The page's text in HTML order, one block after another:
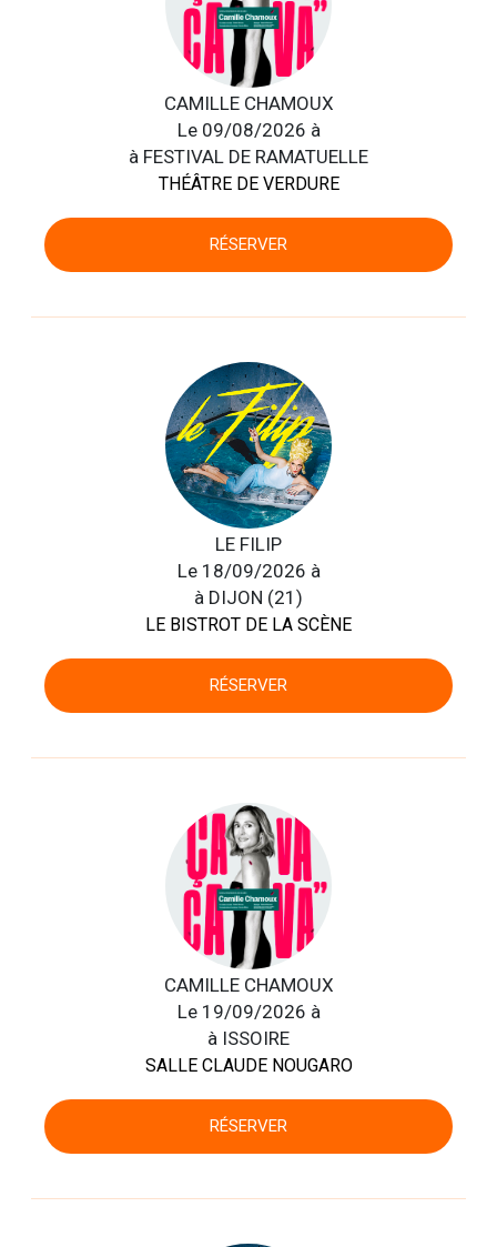
CAMILLE CHAMOUX
Le 09/08/2026 à
à FESTIVAL DE RAMATUELLE
THÉÂTRE DE VERDURE
RÉSERVER
LE FILIP
Le 18/09/2026 à
à DIJON (21)
LE BISTROT DE LA SCÈNE
RÉSERVER
CAMILLE CHAMOUX
Le 19/09/2026 à
à ISSOIRE
SALLE CLAUDE NOUGARO
RÉSERVER